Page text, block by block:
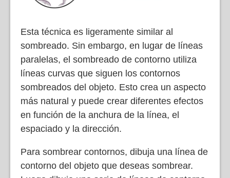
Esta técnica es ligeramente similar al
sombreado. Sin embargo, en lugar de líneas
paralelas, el sombreado de contorno utiliza
líneas curvas que siguen los contornos
sombreados del objeto. Esto crea un aspecto
más natural y puede crear diferentes efectos
en función de la anchura de la línea, el
espaciado y la dirección.
Para sombrear contornos, dibuja una línea de
contorno del objeto que deseas sombrear.